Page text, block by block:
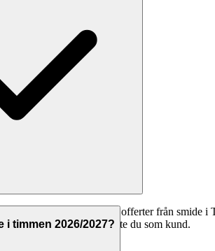
för att jämföra offerter från smide
synas på plattformen, inte du som kund.
i timmen 2026/2027?